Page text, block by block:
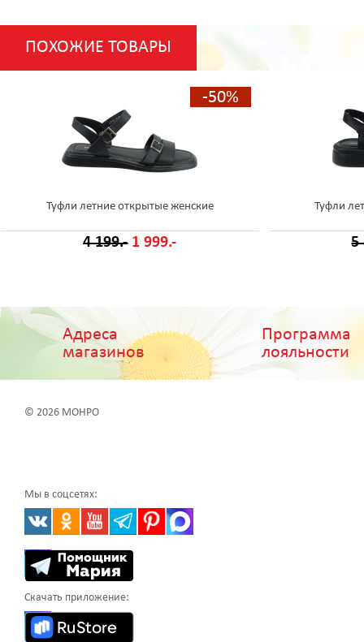
ПОХОЖИЕ ТОВАРЫ
-50%
Туфли летние открытые женские
4 199.- 1 999.-
Туфли
5
Адреса
магазинов
Программа
лояльности
© 2026 МОНРО
Мы в соцсетях:
Скачать приложение: